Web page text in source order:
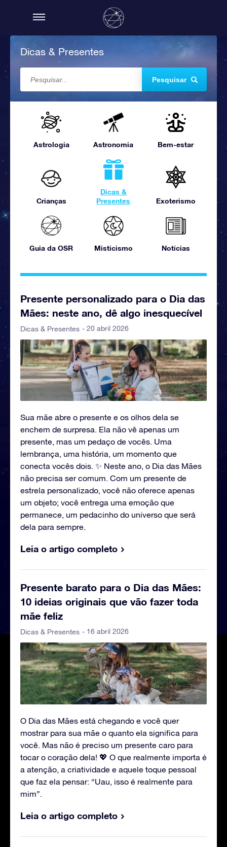
Dicas & Presentes
Pesquisar
Astrologia Astronomia Bem-estar
Crianças
Dicas &
Presentes
Exoterismo
Guia da OSR Misticismo Notícias
Presente personalizado para o Dia das
Mães: neste ano, dê algo inesquecível
Dicas & Presentes - 20 abril 2026
Sua mãe abre o presente e os olhos dela se
enchem de surpresa. Ela não vê apenas um
presente, mas um pedaço de vocês. Uma
lembrança, uma história, um momento que
conecta vocês dois. ✨ Neste ano, o Dia das Mães
não precisa ser comum. Com um presente de
estrela personalizado, você não oferece apenas
um objeto; você entrega uma emoção que
permanece, um pedacinho do universo que será
dela para sempre.
Leia o artigo completo
Presente barato para o Dia das Mães:
10 ideias originais que vão fazer toda
mãe feliz
Dicas & Presentes - 16 abril 2026
O Dia das Mães está chegando e você quer
mostrar para sua mãe o quanto ela significa para
você. Mas não é preciso um presente caro para
tocar o coração dela! 💖 O que realmente importa é
a atenção, a criatividade e aquele toque pessoal
que faz ela pensar: “Uau, isso é realmente para
mim”.
Leia o artigo completo